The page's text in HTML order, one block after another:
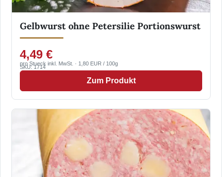
Gelbwurst ohne Petersilie Portionswurst
4,49 €
pro Stueck inkl. MwSt. · 1,80 EUR / 100g
SKU: 1714
Zum Produkt